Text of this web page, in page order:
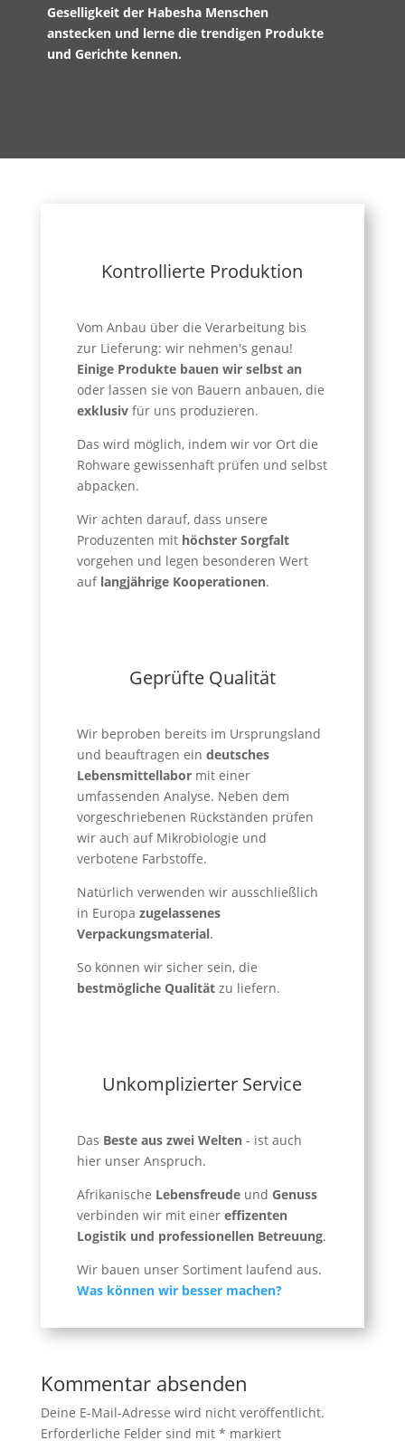
Geselligkeit der Habesha Menschen
anstecken und lerne die trendigen Produkte
und Gerichte kennen.
Kontrollierte Produktion
Vom Anbau über die Verarbeitung bis
zur Lieferung: wir nehmen's genau!
Einige Produkte bauen wir selbst an
oder lassen sie von Bauern anbauen, die
exklusivfür uns produzieren.
Das wird möglich, indem wir vor Ort die
Rohware gewissenhaft prüfen und selbst
abpacken.
Wir achten darauf, dass unsere
Produzenten mit höchster Sorgfalt
vorgehen und legen besonderen Wert
auf langjährige Kooperationen.
Geprüfte Qualität
Wir beproben bereits im Ursprungsland
und beauftragen ein deutsches
Lebensmittellabormit einer
umfassenden Analyse. Neben dem
vorgeschriebenen Rückständen prüfen
wir auch auf Mikrobiologie und
verbotene Farbstoffe.
Natürlich verwenden wir ausschließlich
in Europa zugelassenes
Verpackungsmaterial.
So können wir sicher sein, die
bestmögliche Qualitätzu liefern.
Unkomplizierter Service
Das Beste aus zwei Welten- ist auch
hier unser Anspruch.
Afrikanische Lebensfreudeund Genuss
verbinden wir mit einer effizenten
Logistik und professionellen Betreuung.
Wir bauen unser Sortiment laufend aus.
Was können wir besser machen?
Kommentar absenden
Deine E-Mail-Adresse wird nicht veröffentlicht.
Erforderliche Felder sind mit * markiert